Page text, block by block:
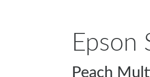
Peach